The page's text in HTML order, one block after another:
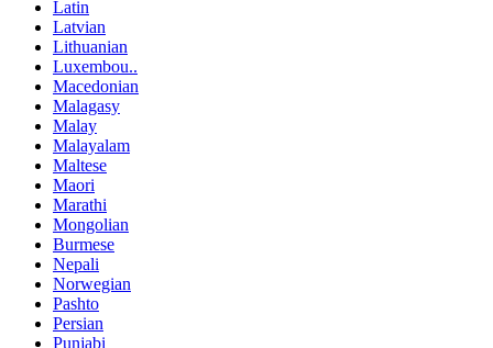
Latin
Latvian
Lithuanian
Luxembou..
Macedonian
Malagasy
Malay
Malayalam
Maltese
Maori
Marathi
Mongolian
Burmese
Nepali
Norwegian
Pashto
Persian
Punjabi